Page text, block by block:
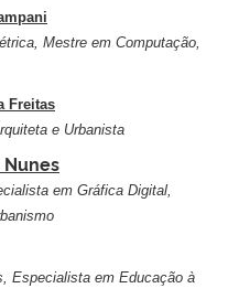
Mestre em Computação,
Freitas
e Urbanista
Nunes
em Gráfica Digital,
Especialista em Educação à